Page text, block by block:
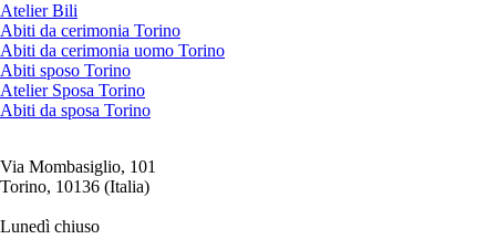
Atelier Bili
Abiti da cerimonia Torino
Abiti da cerimonia uomo Torino
Abiti sposo Torino
Atelier Sposa Torino
Abiti da sposa Torino
Via Mombasiglio, 101
Torino, 10136 (Italia)
Lunedì chiuso